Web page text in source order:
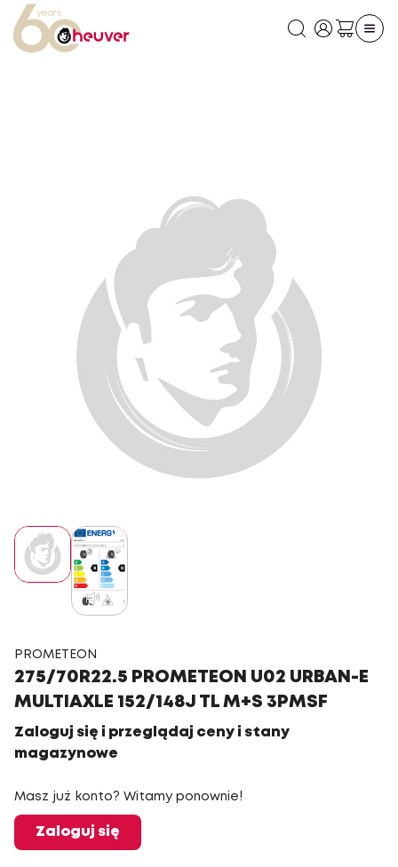
PROMETEON
275/70R22.5 PROMETEON U02 URBAN-E
MULTIAXLE 152/148J TL M+S 3PMSF
Zaloguj się i przeglądaj ceny i stany
magazynowe
Masz już konto? Witamy ponownie!
Zaloguj się